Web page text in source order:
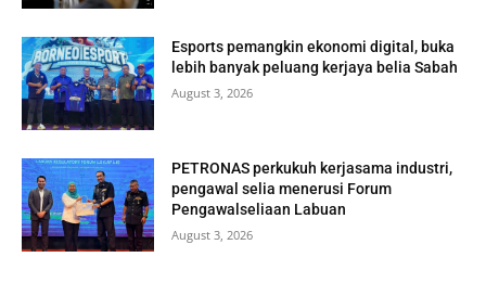
Esports pemangkin ekonomi digital, buka
lebih banyak peluang kerjaya belia Sabah
August 3, 2026
PETRONAS perkukuh kerjasama industri,
pengawal selia menerusi Forum
Pengawalseliaan Labuan
August 3, 2026